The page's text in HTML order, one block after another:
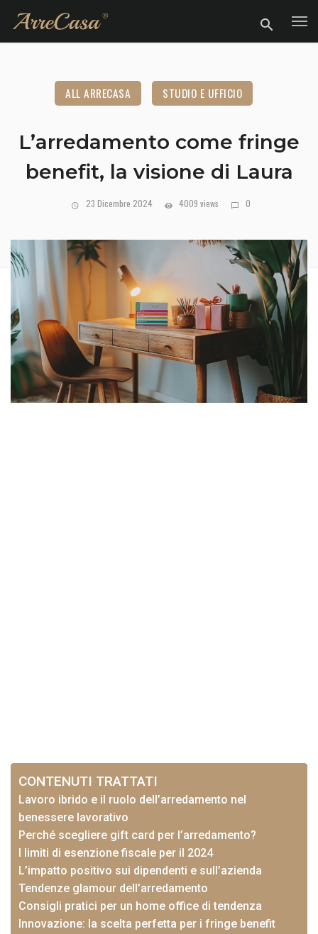
ALL ARRECASA STUDIO E UFFICIO
L’arredamento come fringe
benefit, la visione di Laura
23 Dicembre 2024 4009 views 0
CONTENUTI TRATTATI
Lavoro ibrido e il ruolo dell’arredamento nel
benessere lavorativo
Perché scegliere gift card per l’arredamento?
I limiti di esenzione fiscale per il 2024
L’impatto positivo sui dipendenti e sull’azienda
Tendenze glamour dell’arredamento
Consigli pratici per un home office di tendenza
Innovazione: la scelta perfetta per i fringe benefit